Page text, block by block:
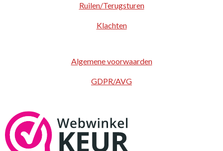
Ruilen/Terugsturen
Klachten
Algemene voorwaarden
GDPR/AVG